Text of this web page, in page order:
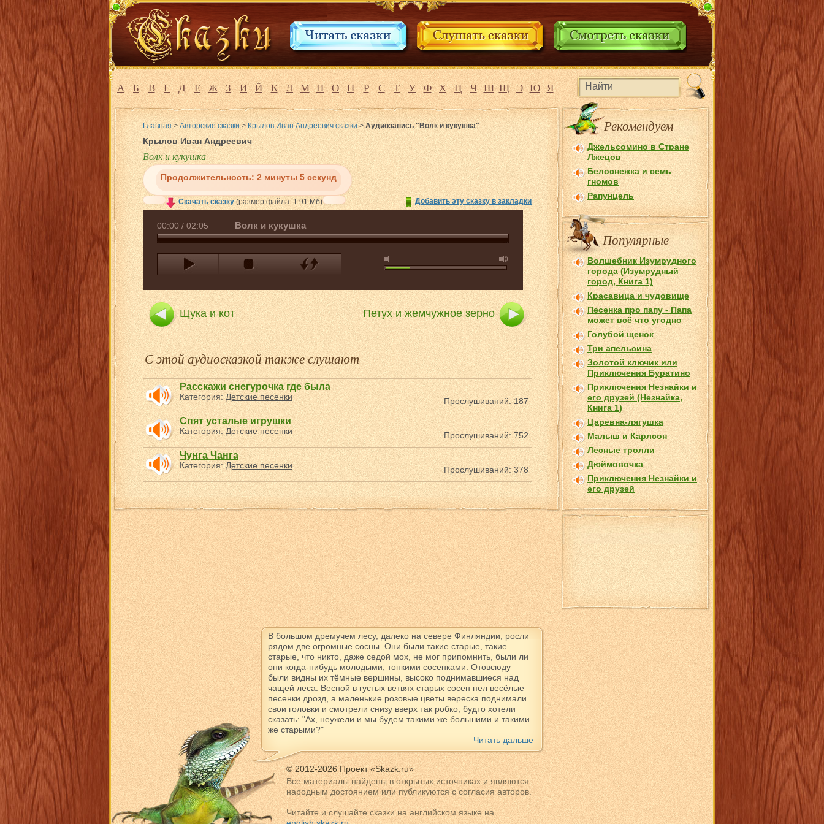
А Б В Г Д Е Ж З И Й К Л М Н О П Р С Т У Ф Х Ц Ч Ш Щ Э Ю Я
Рекомендуем
Джельсомино в Стране
Лжецов
Белоснежка и семь
гномов
Рапунцель
Популярные
Волшебник Изумрудного
города (Изумрудный
город, Книга 1)
Красавица и чудовище
Песенка про папу - Папа
может всё что угодно
Голубой щенок
Три апельсина
Золотой ключик или
Приключения Буратино
Приключения Незнайки и
его друзей (Незнайка,
Книга 1)
Царевна-лягушка
Малыш и Карлсон
Лесные тролли
Дюймовочка
Приключения Незнайки и
его друзей
Главная >Авторские сказки>Крылов Иван Андреевич сказки>Аудиозапись "Волк и кукушка"
Крылов Иван Андреевич
Волк и кукушка
Продолжительность: 2 минуты 5 секунд
Скачать сказку(размер файла: 1.91 Мб) Добавить эту сказку в закладки
00:00 / 02:05 Волк и кукушка
Щука и кот Петух и жемчужное зерно
С этой аудиосказкой также слушают
Расскажи снегурочка где была
Категория:Детские песенки Прослушиваний: 187
Спят усталые игрушки
Категория:Детские песенки Прослушиваний: 752
Чунга Чанга
Категория:Детские песенки Прослушиваний: 378
В большом дремучем лесу, далеко на севере Финляндии, росли
рядом две огромные сосны. Они были такие старые, такие
старые, что никто, даже седой мох, не мог припомнить, были ли
они когда-нибудь молодыми, тонкими сосенками. Отовсюду
были видны их тёмные вершины, высоко поднимавшиеся над
чащей леса. Весной в густых ветвях старых сосен пел весёлые
песенки дрозд, а маленькие розовые цветы вереска поднимали
свои головки и смотрели снизу вверх так робко, будто хотели
сказать: "Ах, неужели и мы будем такими же большими и такими
же старыми?"
Читать дальше
© 2012-2026 Проект «Skazk.ru»
Все материалы найдены в открытых источниках и являются
народным достоянием или публикуются с согласия авторов.
Читайте и слушайте сказки на английском языке на